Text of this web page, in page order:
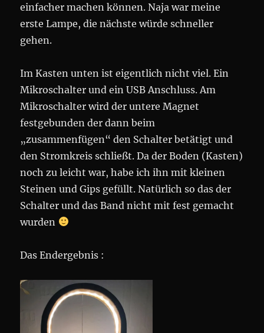
einfacher machen können. Naja war meine
erste Lampe, die nächste würde schneller
gehen.
Im Kasten unten ist eigentlich nicht viel. Ein
Mikroschalter und ein USB Anschluss. Am
Mikroschalter wird der untere Magnet
festgebunden der dann beim
„zusammenfügen“ den Schalter betätigt und
den Stromkreis schließt. Da der Boden (Kasten)
noch zu leicht war, habe ich ihn mit kleinen
Steinen und Gips gefüllt. Natürlich so das der
Schalter und das Band nicht mit fest gemacht
wurden
Das Endergebnis :